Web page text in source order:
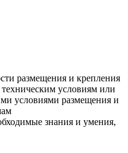
размещения и крепления
условиям или
условиями размещения и
знания и умения,